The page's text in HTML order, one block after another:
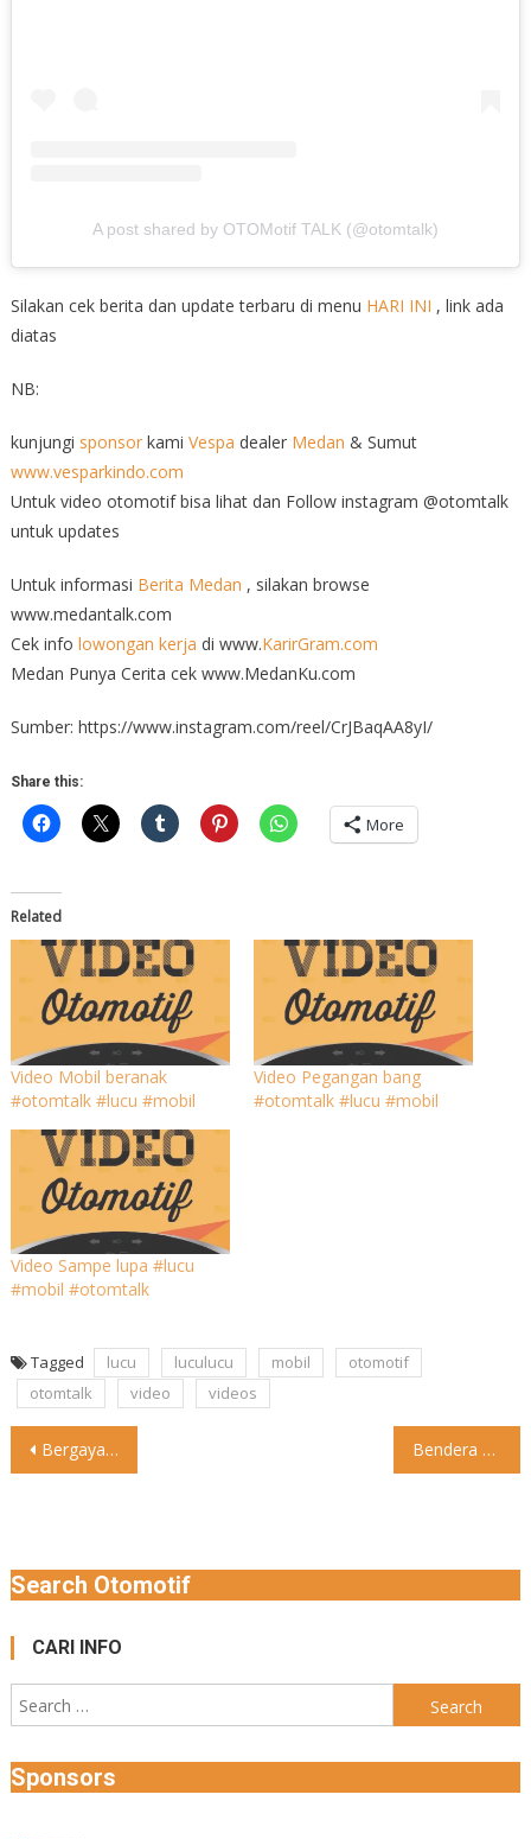
A post shared by OTOMotif TALK (@otomtalk)
Silakan cek berita dan update terbaru di menu HARI INI , link ada
diatas
NB:
kunjungi sponsorkami Vespa dealer Medan & Sumut
www.vesparkindo.com
Untuk video otomotif bisa lihat dan Follow instagram @otomtalk
untuk updates
Untuk informasi Berita Medan , silakan browse
www.medantalk.com
Cek info lowongan kerja di www.KarirGram.com
Medan Punya Cerita cek www.MedanKu.com
Sumber: https://www.instagram.com/reel/CrJBaqAA8yI/
Share this:
More
Related
Video Mobil beranak
#otomtalk #lucu #mobil
Video Pegangan bang
#otomtalk #lucu #mobil
Video Sampe lupa #lucu
#mobil #otomtalk
Tagged lucu luculucu mobil
otomotif
otomtalk
video videos
Post
Bergaya Mewah, Begini Isi Garasi Kepala Dinkes Lampung Kepala Dinas Bendera Merah Putih Naik Podium Moto2 Amerika 2023 Pebalap Pertamina
Search Otomotif
CARI INFO
Search
for:
Sponsors